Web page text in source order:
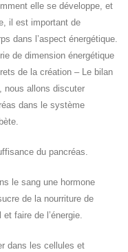
elle se développe, et
il est important de
dans l’aspect énergétique.
de dimension énergétique
de la création – Le bilan
nous allons discuter
dans le système
du pancréas.
le sang une hormone
de la nourriture de
faire de l’énergie.
dans les cellules et